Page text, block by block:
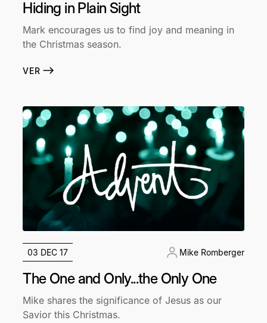
Hiding in Plain Sight
Mark encourages us to find joy and meaning in
the Christmas season.
VER
03 DEC 17 Mike Romberger
The One and Only...the Only One
Mike shares the significance of Jesus as our
Savior this Christmas.